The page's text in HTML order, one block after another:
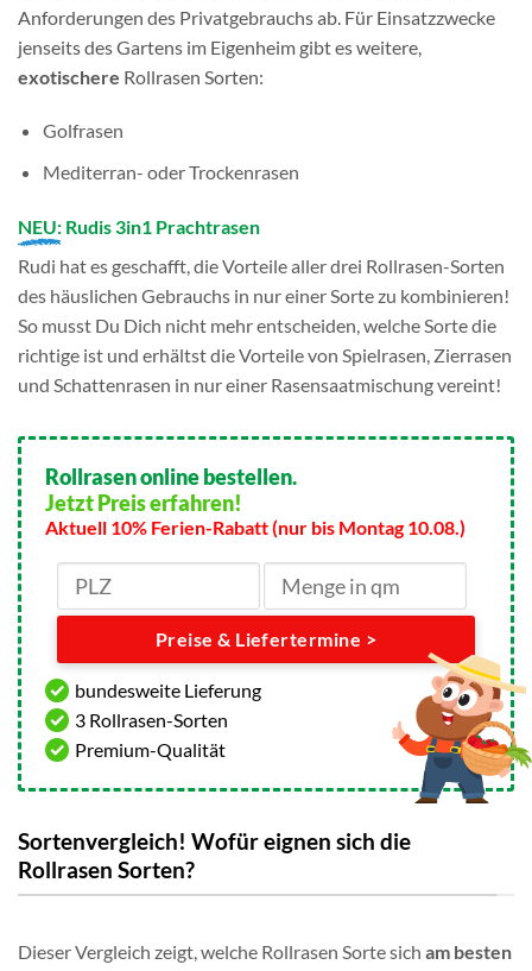
Anforderungen des Privatgebrauchs ab. Für Einsatzzwecke
jenseits des Gartens im Eigenheim gibt es weitere,
exotischere Rollrasen Sorten:
Golfrasen
Mediterran- oder Trockenrasen
NEU: Rudis 3in1 Prachtrasen
Rudi hat es geschafft, die Vorteile aller drei Rollrasen-Sorten
des häuslichen Gebrauchs in nur einer Sorte zu kombinieren!
So musst Du Dich nicht mehr entscheiden, welche Sorte die
richtige ist und erhältst die Vorteile von Spielrasen, Zierrasen
und Schattenrasen in nur einer Rasensaatmischung vereint!
Rollrasen online bestellen.
Jetzt Preis erfahren!
Aktuell 10% Ferien-Rabatt (nur bis Montag 10.08.)
Preise & Liefertermine >
bundesweite Lieferung
3 Rollrasen-Sorten
Premium-Qualität
Sortenvergleich! Wofür eignen sich die
Rollrasen Sorten?
Dieser Vergleich zeigt, welche Rollrasen Sorte sich am besten